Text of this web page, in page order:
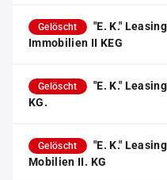
Gelöscht
"E. K."
Immobilien II KEG
Gelöscht
"E. K."
KG.
Gelöscht
"E. K."
Mobilien II. KG